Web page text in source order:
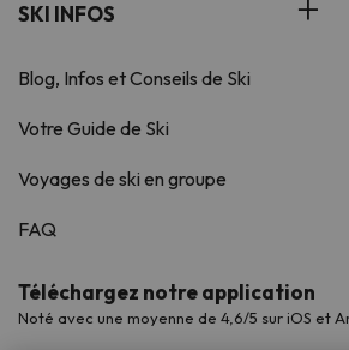
SKI INFOS
Blog, Infos et Conseils de Ski
Votre Guide de Ski
Voyages de ski en groupe
FAQ
Téléchargez notre application
Noté avec une moyenne de 4,6/5 sur iOS et